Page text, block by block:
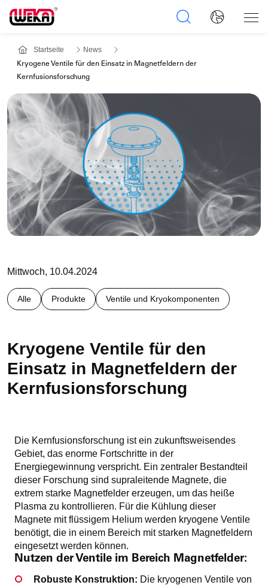
Startseite News
Kryogene Ventile für den Einsatz in Magnetfeldern der
Kernfusionsforschung
Mittwoch, 10.04.2024
Alle Produkte Ventile und Kryokomponenten
Kryogene Ventile für den
Einsatz in Magnetfeldern der
Kernfusionsforschung
Die Kernfusionsforschung ist ein zukunftsweisendes
Gebiet, das enorme Fortschritte in der
Energiegewinnung verspricht. Ein zentraler Bestandteil
dieser Forschung sind supraleitende Magnete, die
extrem starke Magnetfelder erzeugen, um das heiße
Plasma zu kontrollieren. Für die Kühlung dieser
Magnete mit flüssigem Helium werden kryogene Ventile
benötigt, die in einem Bereich mit starken Magnetfeldern
eingesetzt werden können.
Nutzen der Ventile im Bereich Magnetfelder:
Robuste Konstruktion: Die kryogenen Ventile von